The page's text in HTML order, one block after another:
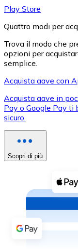
XRP
XRP
Vedi tutto
Buoni cripto
Acquista
Acquista con
Bonifico SEPA
Play Store
Quattro modi per
Trova il modo che
opzioni per
semplice.
Acquista aave con
Acquista aave in
Pay o Google Pay ti
sicuro.
Scopri di più